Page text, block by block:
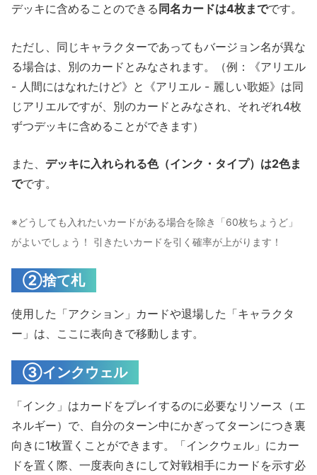
デッキに含めることのできる 同名カードは4枚までです。
ただし、同じキャラクターであってもバージョン名が異な
る場合は、別のカードとみなされます。（例：《アリエル
- 人間にはなれたけど》と《アリエル - 麗しい歌姫》は同
じアリエルですが、別のカードとみなされ、それぞれ4枚
ずつデッキに含めることができます）
また、 デッキに入れられる色（インク・タイプ）は2色ま
でです。
※どうしても入れたいカードがある場合を除き「60枚ちょうど」
がよいでしょう！ 引きたいカードを引く確率が上がります！
②捨て札
使用した「アクション」カードや退場した「キャラクタ
ー」は、ここに表向きで移動します。
③インクウェル
「インク」はカードをプレイするのに必要なリソース（エ
ネルギー）で、自分のターン中にかぎってターンにつき裏
向きに1枚置くことができます。「インクウェル」にカー
ドを置く際、一度表向きにして対戦相手にカードを示す必